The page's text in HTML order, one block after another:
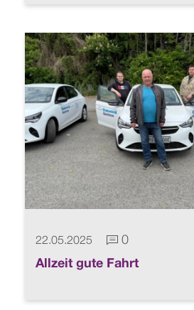
22.05.2025 Kommentare
0
Allzeit gute Fahrt